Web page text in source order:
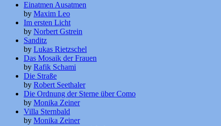
Einatmen Ausatmen
by Maxim Leo
Im ersten Licht
by Norbert Gstrein
Sanditz
by Lukas Rietzschel
Das Mosaik der Frauen
by Rafik Schami
Die Straße
by Robert Seethaler
Die Ordnung der Sterne über Como
by Monika Zeiner
Villa Sternbald
by Monika Zeiner